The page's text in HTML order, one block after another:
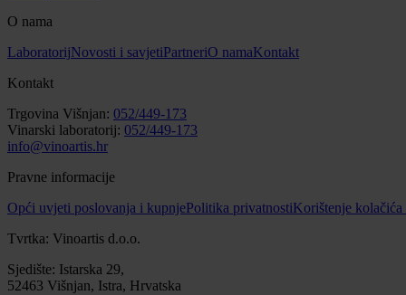
O nama
LaboratorijNovosti i savjetiPartneriO namaKontakt
Kontakt
Trgovina Višnjan: 052/449-173
Vinarski laboratorij: 052/449-173
info@vinoartis.hr
Pravne informacije
Opći uvjeti poslovanja i kupnjePolitika privatnostiKorištenje kolačića
Tvrtka: Vinoartis d.o.o.
Sjedište: Istarska 29,
52463 Višnjan, Istra, Hrvatska